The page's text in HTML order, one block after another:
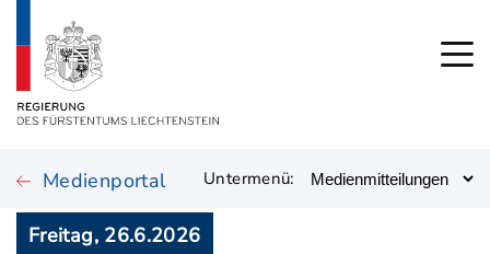
Medienportal Untermenü:
Freitag, 26.6.2026